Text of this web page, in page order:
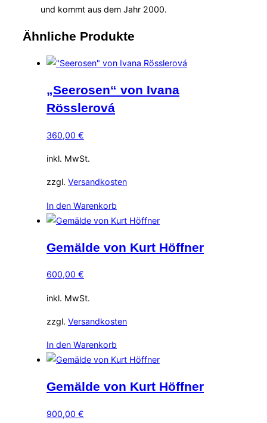
und kommt aus dem Jahr 2000.
Ähnliche Produkte
„Seerosen“ von Ivana
Rösslerová
360,00 €
inkl. MwSt.
zzgl. Versandkosten
In den Warenkorb
Gemälde von Kurt Höffner
600,00 €
inkl. MwSt.
zzgl. Versandkosten
In den Warenkorb
Gemälde von Kurt Höffner
900,00 €